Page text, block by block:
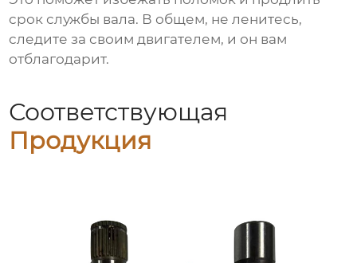
срок службы вала. В общем, не ленитесь,
следите за своим двигателем, и он вам
отблагодарит.
Соответствующая
Продукция